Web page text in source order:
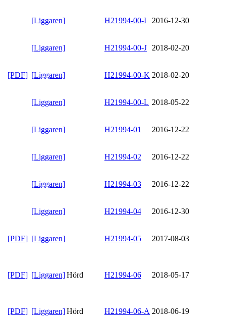
[Liggaren] H21994-00-I 2016-12-30
[Liggaren] H21994-00-J 2018-02-20
[PDF] [Liggaren] H21994-00-K 2018-02-20
[Liggaren] H21994-00-L 2018-05-22
[Liggaren] H21994-01 2016-12-22
[Liggaren] H21994-02 2016-12-22
[Liggaren] H21994-03 2016-12-22
[Liggaren] H21994-04 2016-12-30
[PDF] [Liggaren] H21994-05 2017-08-03
[PDF] [Liggaren]Hörd H21994-06 2018-05-17
[PDF] [Liggaren]Hörd H21994-06-A 2018-06-19